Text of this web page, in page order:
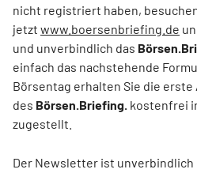
nicht registriert haben,
jetzt www.boersenbriefing.de
und unverbindlich das
einfach das nachstehende
Börsentag erhalten Sie die erste
des Börsen.Briefing. kostenfrei
zugestellt.
Der Newsletter ist unverbindlich